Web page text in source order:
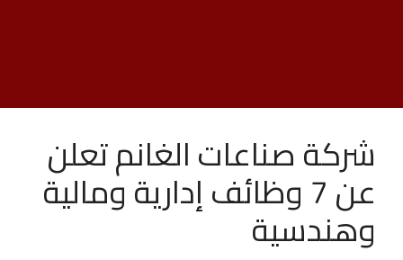
شركة صناعات الغانم تعلن
عن 7 وظائف إدارية ومالية
وهندسية